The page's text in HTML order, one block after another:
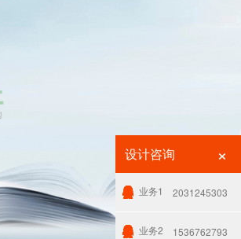
设计咨询 ×
业务1 2031245303
业务2 1536762793